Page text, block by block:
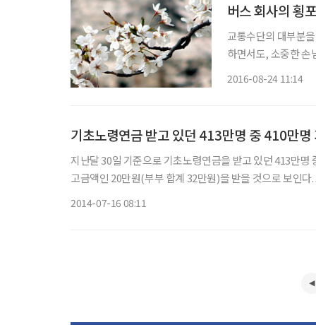
버스 회사의 횡포
교통수단의 대부분
하면서도, 소중한 손님에
2016-08-24 11:14
기초노령연금 받고 있던 413만명 중 410만명
지난달 30일 기준으로 기초노령연금을 받고 있던 413만
고금액인 20만원(부부 합계 32만원)을 받을 것으로 보인다. 보건복지부는 기초노령연금 수급자에 대해 국세청 등 15개 기관 27종
2014-07-16 08:11